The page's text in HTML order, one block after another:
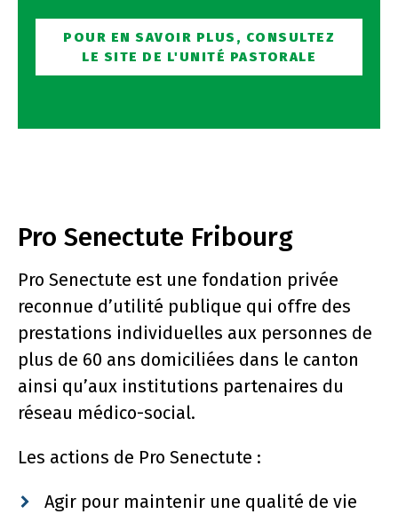
POUR EN SAVOIR PLUS, CONSULTEZ
LE SITE DE L'UNITÉ PASTORALE
Pro Senectute Fribourg
Pro Senectute est une fondation privée
reconnue d’utilité publique qui offre des
prestations individuelles aux personnes de
plus de 60 ans domiciliées dans le canton
ainsi qu’aux institutions partenaires du
réseau médico-social.
Les actions de Pro Senectute :
Agir pour maintenir une qualité de vie